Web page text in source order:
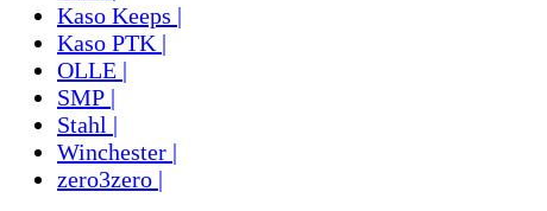
Kaso Keeps |
Kaso PTK |
OLLE |
SMP |
Stahl |
Winchester |
zero3zero |